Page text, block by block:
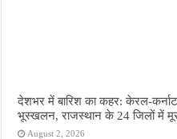
देशभर में बारिश का कहर: केरल-
भूस्खलन, राजस्थान के 24 जिलों में
August 2, 2026